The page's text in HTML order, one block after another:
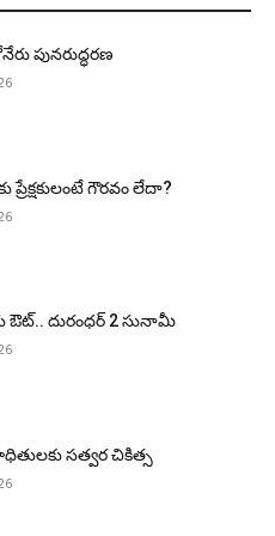
పున‌రుద్ధ‌ర‌ణ
ప్రేక్ష‌కులంటే గౌర‌వం లేదా?
ఔట్‌.. దురంధ‌ర్ 2 సునామీ
సత్వర చికిత్స